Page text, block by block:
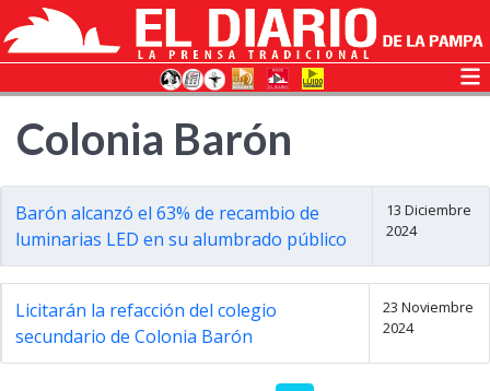
Colonia Barón
Barón alcanzó el 63% de recambio de
luminarias LED en su alumbrado público
13 Diciembre
2024
Licitarán la refacción del colegio
secundario de Colonia Barón
23 Noviembre
2024